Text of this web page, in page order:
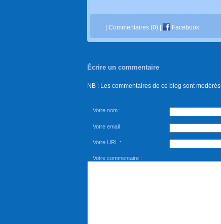
| Commentaires (0) | Facebook
Écrire un commentaire
NB : Les commentaires de ce blog sont modérés.
Votre nom :
Votre email :
Votre URL :
Votre commentaire :